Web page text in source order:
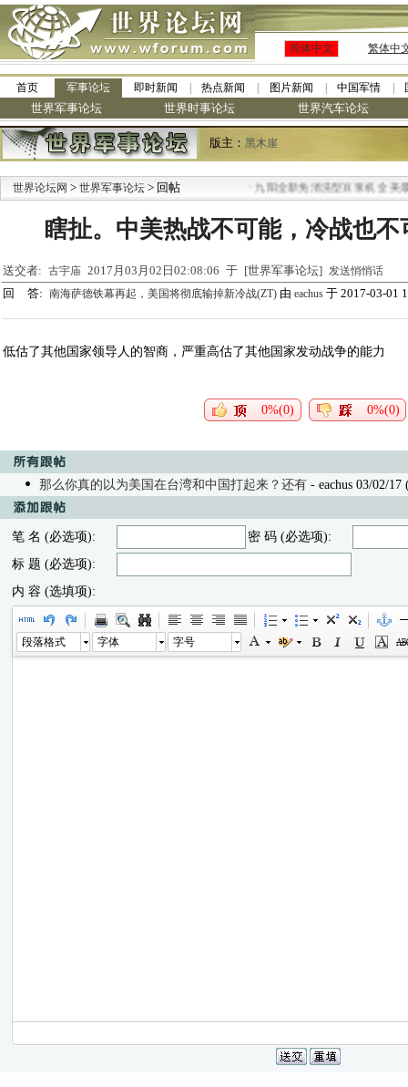
简体中文 繁体中
首页 军事论坛 即时新闻 热点新闻 图片新闻 中国军情
世界军事论坛 世界时事论坛 世界汽车论坛
版主： 黑木崖
世界论坛网 > 世界军事论坛 > 回帖 九阳全新免清洗型豆浆机 全美最低
瞎扯。中美热战不可能，冷战也
送交者: 古宇庙 2017月03月02日02:08:06 于 [世界军事论坛] 发送悄悄话
回 答: 南海萨德铁幕再起，美国将彻底输掉新冷战(ZT) 由 eachus 于 2017-03-01
低估了其他国家领导人的智商，严重高估了其他国家发动战争的能力
0%(0) 0%(0)
那么你真的以为美国在台湾和中国打起来？还有 - eachus 03/02/17
笔 名 (必选项):
密 码 (必选项):
标 题 (必选项):
内 容 (选填项):
段落格式 字体 字号